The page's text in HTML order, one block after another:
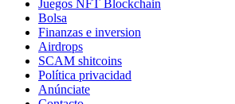
Juegos NFT Blockchain
Bolsa
Finanzas e inversion
Airdrops
SCAM shitcoins
Política privacidad
Anúnciate